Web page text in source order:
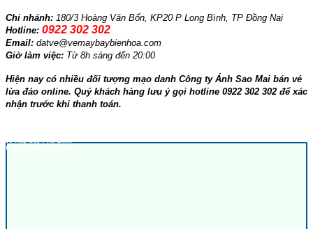
Chi nhánh: 180/3 Hoàng Văn Bổn, KP20 P Long Bình, TP Đồng Nai
Hotline: 0922 302 302
Email: datve@vemaybaybienhoa.com
Giờ làm việc: Từ 8h sáng đến 20:00
Hiện nay có nhiều đối tượng mạo danh Công ty Ánh Sao Mai bán vé
lừa đảo online. Quý khách hàng lưu ý gọi hotline 0922 302 302 để xác
nhận trước khi thanh toán.
vé máy bay Phú Bình